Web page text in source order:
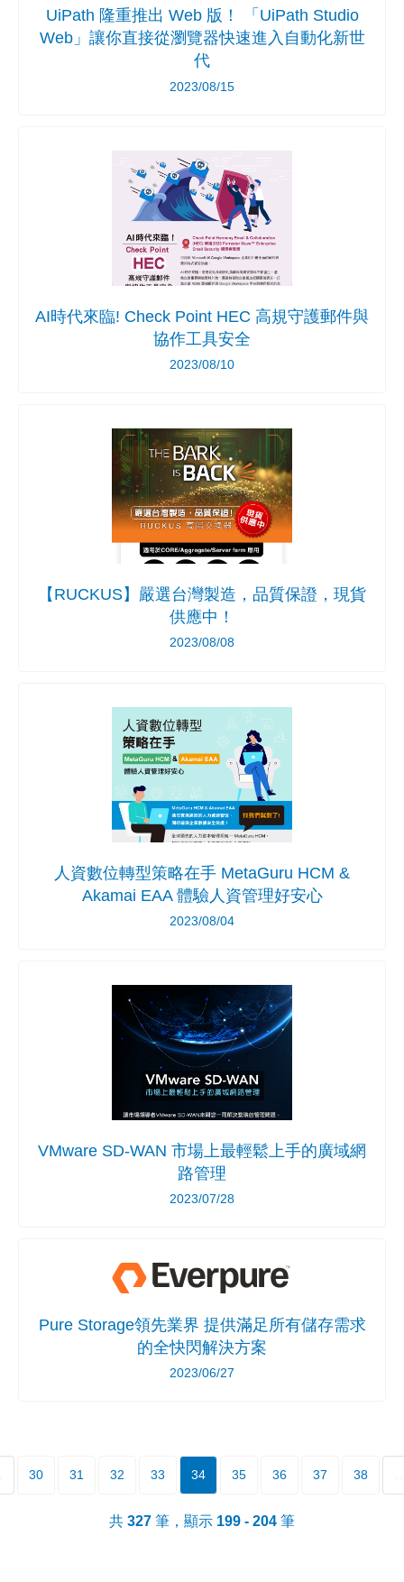
UiPath 隆重推出 Web 版！ 「UiPath Studio
Web」讓你直接從瀏覽器快速進入自動化新世
代
2023/08/15
AI時代來臨! Check Point HEC 高規守護郵件與
協作工具安全
2023/08/10
【RUCKUS】嚴選台灣製造，品質保證，現貨
供應中！
2023/08/08
人資數位轉型策略在手 MetaGuru HCM &
Akamai EAA 體驗人資管理好安心
2023/08/04
VMware SD-WAN 市場上最輕鬆上手的廣域網
路管理
2023/07/28
Pure Storage領先業界 提供滿足所有儲存需求
的全快閃解決方案
2023/06/27
30 31 32 33 34 35 36 37 38
共 327 筆，顯示 199 - 204 筆